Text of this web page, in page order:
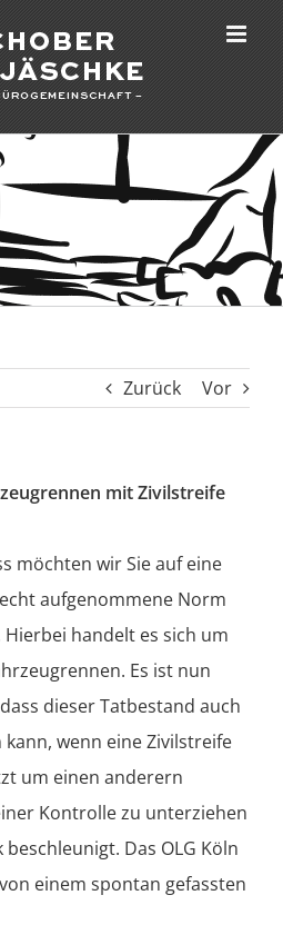
Zurück Vor
mit Zivilstreife
möchten wir Sie auf eine
aufgenommene Norm
handelt es sich um
Es ist nun
dieser Tatbestand auch
wenn eine Zivilstreife
um einen anderern
Kontrolle zu unterziehen
Das OLG Köln
einem spontan gefassten